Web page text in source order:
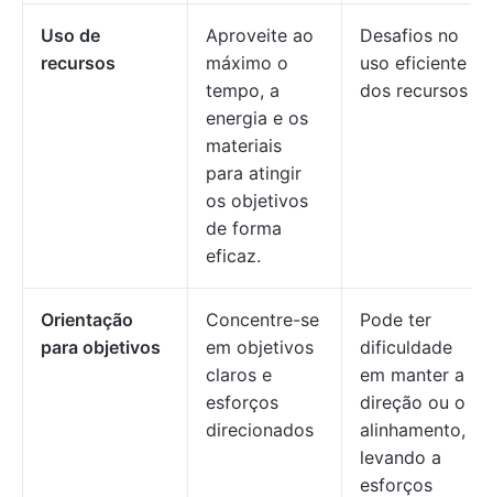
Uso de
recursos
Aproveite ao
máximo o
tempo, a
energia e os
materiais
para atingir
os objetivos
de forma
eficaz.
Desafios no
uso eficiente
dos recursos
Orientação
para objetivos
Concentre-se
em objetivos
claros e
esforços
direcionados
Pode ter
dificuldade
em manter a
direção ou o
alinhamento,
levando a
esforços